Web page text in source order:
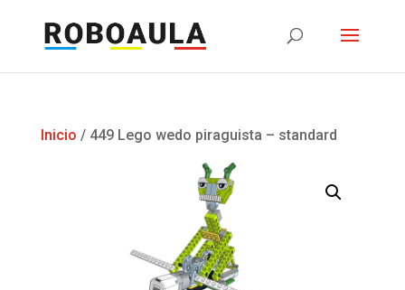
Inicio / 449 Lego wedo piraguista – standard